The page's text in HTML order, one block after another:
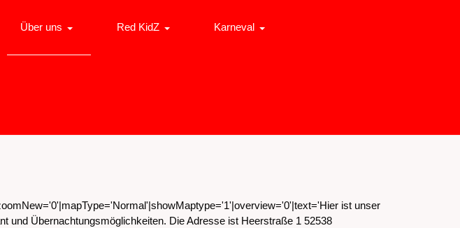
Über uns Red KidZ Karneval
ist unser
und Übernachtungsmöglichkeiten. Die Adresse ist Heerstraße 1 52538